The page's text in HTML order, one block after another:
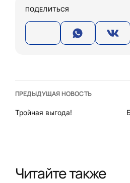
ПОДЕЛИТЬСЯ
ПРЕДЫДУЩАЯ НОВОСТЬ
Тройная выгода!
Читайте также